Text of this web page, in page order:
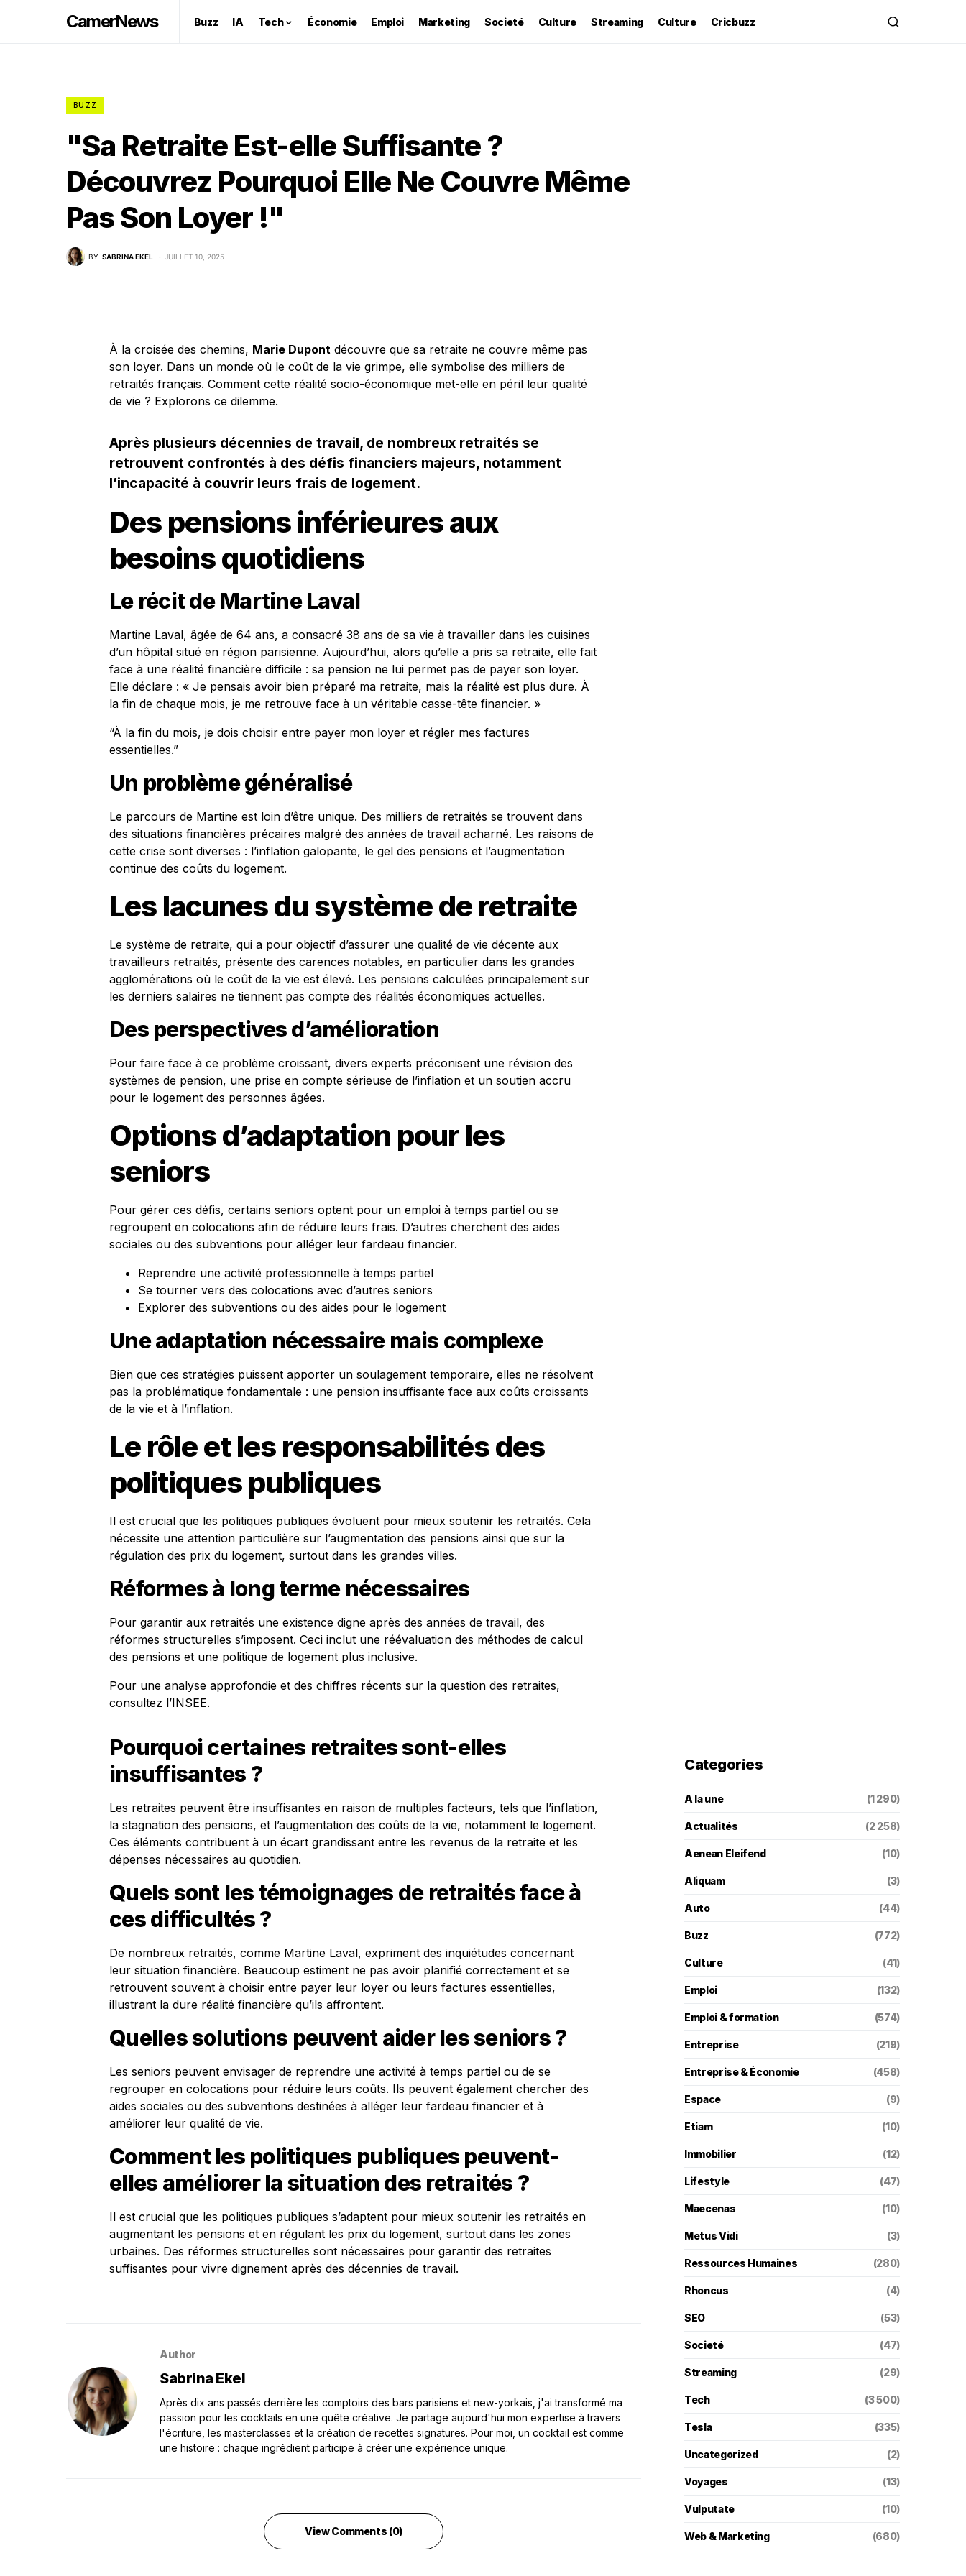
CamerNews Buzz IA Tech Économie Emploi Marketing Societé Culture Streaming Culture Cricbuzz
BUZZ
"Sa Retraite Est-elle Suffisante ?
Découvrez Pourquoi Elle Ne Couvre Même
Pas Son Loyer !"
BY SABRINA EKEL JUILLET 10, 2025
À la croisée des chemins, Marie Dupont découvre que sa retraite ne couvre même pas
son loyer. Dans un monde où le coût de la vie grimpe, elle symbolise des milliers de
retraités français. Comment cette réalité socio-économique met-elle en péril leur qualité
de vie ? Explorons ce dilemme.
Après plusieurs décennies de travail, de nombreux retraités se
retrouvent confrontés à des défis financiers majeurs, notamment
l’incapacité à couvrir leurs frais de logement.
Des pensions inférieures aux
besoins quotidiens
Le récit de Martine Laval
Martine Laval, âgée de 64 ans, a consacré 38 ans de sa vie à travailler dans les cuisines
d’un hôpital situé en région parisienne. Aujourd’hui, alors qu’elle a pris sa retraite, elle fait
face à une réalité financière difficile : sa pension ne lui permet pas de payer son loyer.
Elle déclare : « Je pensais avoir bien préparé ma retraite, mais la réalité est plus dure. À
la fin de chaque mois, je me retrouve face à un véritable casse-tête financier. »
“À la fin du mois, je dois choisir entre payer mon loyer et régler mes factures
essentielles.”
Un problème généralisé
Le parcours de Martine est loin d’être unique. Des milliers de retraités se trouvent dans
des situations financières précaires malgré des années de travail acharné. Les raisons de
cette crise sont diverses : l’inflation galopante, le gel des pensions et l’augmentation
continue des coûts du logement.
Les lacunes du système de retraite
Le système de retraite, qui a pour objectif d’assurer une qualité de vie décente aux
travailleurs retraités, présente des carences notables, en particulier dans les grandes
agglomérations où le coût de la vie est élevé. Les pensions calculées principalement sur
les derniers salaires ne tiennent pas compte des réalités économiques actuelles.
Des perspectives d’amélioration
Pour faire face à ce problème croissant, divers experts préconisent une révision des
systèmes de pension, une prise en compte sérieuse de l’inflation et un soutien accru
pour le logement des personnes âgées.
Options d’adaptation pour les
seniors
Pour gérer ces défis, certains seniors optent pour un emploi à temps partiel ou se
regroupent en colocations afin de réduire leurs frais. D’autres cherchent des aides
sociales ou des subventions pour alléger leur fardeau financier.
Reprendre une activité professionnelle à temps partiel
Se tourner vers des colocations avec d’autres seniors
Explorer des subventions ou des aides pour le logement
Une adaptation nécessaire mais complexe
Bien que ces stratégies puissent apporter un soulagement temporaire, elles ne résolvent
pas la problématique fondamentale : une pension insuffisante face aux coûts croissants
de la vie et à l’inflation.
Le rôle et les responsabilités des
politiques publiques
Il est crucial que les politiques publiques évoluent pour mieux soutenir les retraités. Cela
nécessite une attention particulière sur l’augmentation des pensions ainsi que sur la
régulation des prix du logement, surtout dans les grandes villes.
Réformes à long terme nécessaires
Pour garantir aux retraités une existence digne après des années de travail, des
réformes structurelles s’imposent. Ceci inclut une réévaluation des méthodes de calcul
des pensions et une politique de logement plus inclusive.
Pour une analyse approfondie et des chiffres récents sur la question des retraites,
consultez l’INSEE.
Pourquoi certaines retraites sont-elles
insuffisantes ?
Les retraites peuvent être insuffisantes en raison de multiples facteurs, tels que l’inflation,
la stagnation des pensions, et l’augmentation des coûts de la vie, notamment le logement.
Ces éléments contribuent à un écart grandissant entre les revenus de la retraite et les
dépenses nécessaires au quotidien.
Quels sont les témoignages de retraités face à
ces difficultés ?
De nombreux retraités, comme Martine Laval, expriment des inquiétudes concernant
leur situation financière. Beaucoup estiment ne pas avoir planifié correctement et se
retrouvent souvent à choisir entre payer leur loyer ou leurs factures essentielles,
illustrant la dure réalité financière qu’ils affrontent.
Quelles solutions peuvent aider les seniors ?
Les seniors peuvent envisager de reprendre une activité à temps partiel ou de se
regrouper en colocations pour réduire leurs coûts. Ils peuvent également chercher des
aides sociales ou des subventions destinées à alléger leur fardeau financier et à
améliorer leur qualité de vie.
Comment les politiques publiques peuvent-
elles améliorer la situation des retraités ?
Il est crucial que les politiques publiques s’adaptent pour mieux soutenir les retraités en
augmentant les pensions et en régulant les prix du logement, surtout dans les zones
urbaines. Des réformes structurelles sont nécessaires pour garantir des retraites
suffisantes pour vivre dignement après des décennies de travail.
Author
Sabrina Ekel
Après dix ans passés derrière les comptoirs des bars parisiens et new-yorkais, j'ai transformé ma
passion pour les cocktails en une quête créative. Je partage aujourd'hui mon expertise à travers
l'écriture, les masterclasses et la création de recettes signatures. Pour moi, un cocktail est comme
une histoire : chaque ingrédient participe à créer une expérience unique.
View Comments (0)
Categories
A la une (1 290)
Actualités (2 258)
Aenean Eleifend (10)
Aliquam (3)
Auto (44)
Buzz (772)
Culture (41)
Emploi (132)
Emploi & formation (574)
Entreprise (219)
Entreprise & Économie (458)
Espace (9)
Etiam (10)
Immobilier (12)
Lifestyle (47)
Maecenas (10)
Metus Vidi (3)
Ressources Humaines (280)
Rhoncus (4)
SEO (53)
Societé (47)
Streaming (29)
Tech (3 500)
Tesla (335)
Uncategorized (2)
Voyages (13)
Vulputate (10)
Web & Marketing (680)